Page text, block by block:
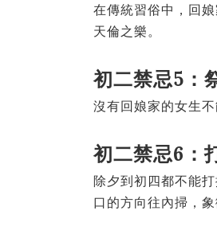
在傳統習俗中，回
天倫之樂。
初二禁忌5：
沒有回娘家的女生
初二禁忌6：
除夕到初四都不能
口的方向往內掃，